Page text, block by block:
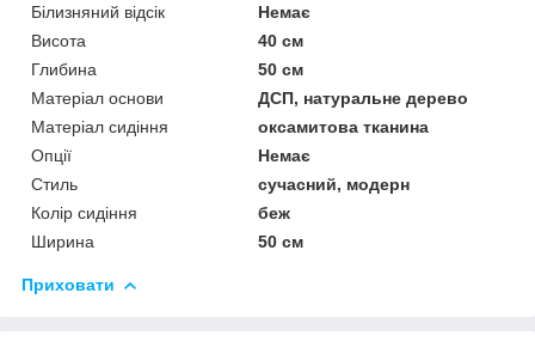
Білизняний відсік
Немає
Висота
40 см
Глибина
50 см
Матеріал основи
ДСП, натуральне дерево
Матеріал сидіння
оксамитова тканина
Опції
Немає
Стиль
сучасний, модерн
Колір сидіння
беж
Ширина
50 см
Приховати